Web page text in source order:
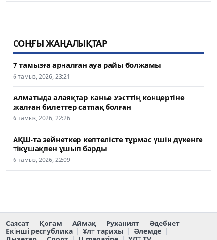
СОҢҒЫ ЖАҢАЛЫҚТАР
7 тамызға арналған ауа райы болжамы
6 тамыз, 2026, 23:21
Алматыда алаяқтар Канье Уэсттің концертіне
жалған билеттер сатпақ болған
6 тамыз, 2026, 22:26
АҚШ-та зейнеткер кептелісте тұрмас үшін дүкенге
тікұшақпен ұшып барды
6 тамыз, 2026, 22:09
Саясат Қоғам Аймақ Руханият
Әдебиет
Екінші республика
Ұлт тарихы
Әлемде